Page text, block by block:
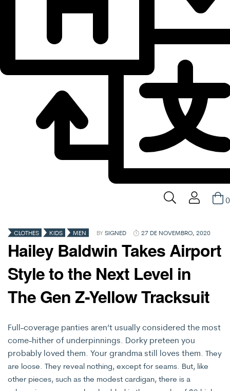
0
CATEGORIAS
CLOTHES KIDS MEN BY SIGNED 27 DE NOVEMBRO, 2020
Hailey Baldwin Takes Airport
Style to the Next Level in
The Gen Z-Yellow Tracksuit
Full-coverage panties aren’t usually considered the most
come-hither of underpinnings. Dorky preteen you
probably loved them. Your grandma still loves them. They
are loose. They reveal nothing, except for seams. But, like
other pieces, such as the modest cardigan, there is a